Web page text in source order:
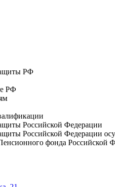
РФ
РФ
Российской Федерации
Российской Федерации
фонда